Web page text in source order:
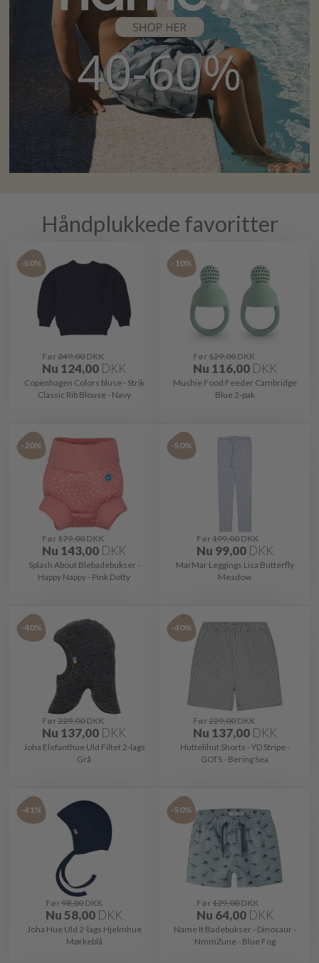
Håndplukkede favoritter
-50%
Før249,00DKK
Nu 124,00 DKK
Copenhagen Colors bluse - Strik
Classic Rib Blouse - Navy
-10%
Før129,00DKK
Nu 116,00 DKK
Mushie Food Feeder Cambridge
Blue 2-pak
-20%
Før179,00DKK
Nu 143,00 DKK
Splash About Blebadebukser -
Happy Nappy - Pink Dotty
-50%
Før199,00DKK
Nu 99,00 DKK
MarMar Leggings Lisa Butterfly
Meadow
-40%
Før229,00DKK
Nu 137,00 DKK
Joha Elefanthue Uld Filtet 2-lags
Grå
-40%
Før229,00DKK
Nu 137,00 DKK
Huttelihut Shorts - YD Stripe -
GOTS - Bering Sea
-41%
Før98,00DKK
Nu58,00 DKK
Joha Hue Uld 2-lags Hjelmhue
Mørkeblå
-50%
Før129,00DKK
Nu 64,00 DKK
Name It Badebukser - Dinosaur -
NmmZune - Blue Fog